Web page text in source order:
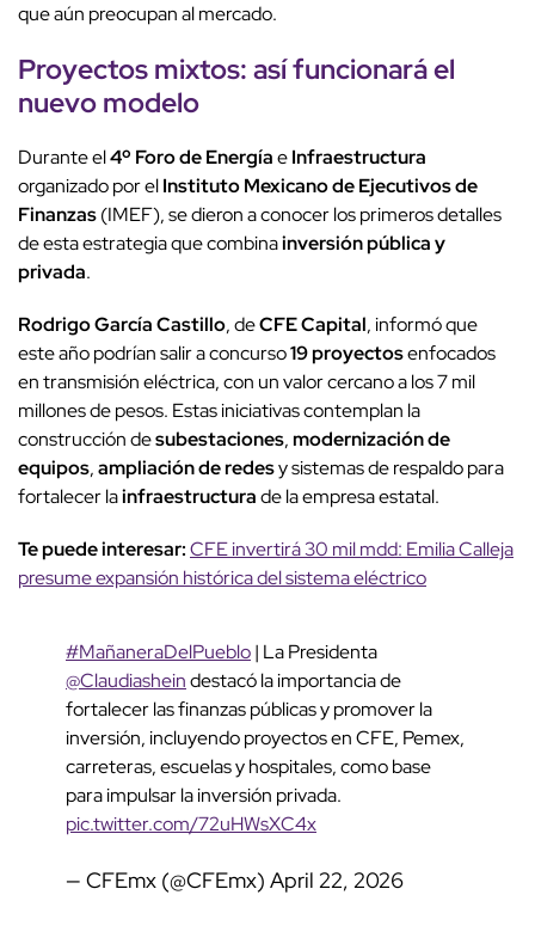
que aún preocupan al mercado.
Proyectos mixtos: así funcionará el
nuevo modelo
Durante el4º Foro de EnergíaeInfraestructura
organizado por elInstituto Mexicano de Ejecutivos de
Finanzas(IMEF), se dieron a conocer los primeros detalles
de esta estrategia que combinainversión pública y
privada.
Rodrigo García Castillo, deCFE Capital, informó que
este año podrían salir a concurso19 proyectosenfocados
en transmisión eléctrica, con un valor cercano a los 7 mil
millones de pesos. Estas iniciativas contemplan la
construcción desubestaciones,modernización de
equipos,ampliación de redesy sistemas de respaldo para
fortalecer lainfraestructurade la empresa estatal.
Te puede interesar:CFE invertirá 30 mil mdd: Emilia Calleja
presume expansión histórica del sistema eléctrico
#MañaneraDelPueblo| La Presidenta
@Claudiasheindestacó la importancia de
fortalecer las finanzas públicas y promover la
inversión, incluyendo proyectos en CFE, Pemex,
carreteras, escuelas y hospitales, como base
para impulsar la inversión privada.
pic.twitter.com/72uHWsXC4x
— CFEmx (@CFEmx) April 22, 2026